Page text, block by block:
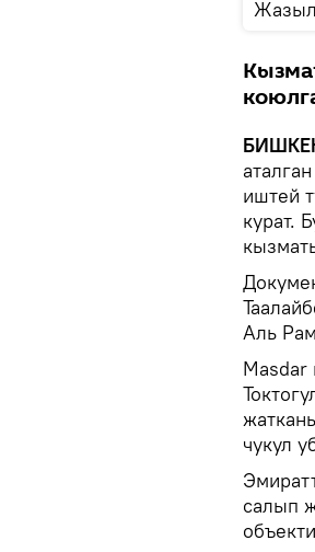
иштей
курат.
Аль
Masdar
чукул
салып